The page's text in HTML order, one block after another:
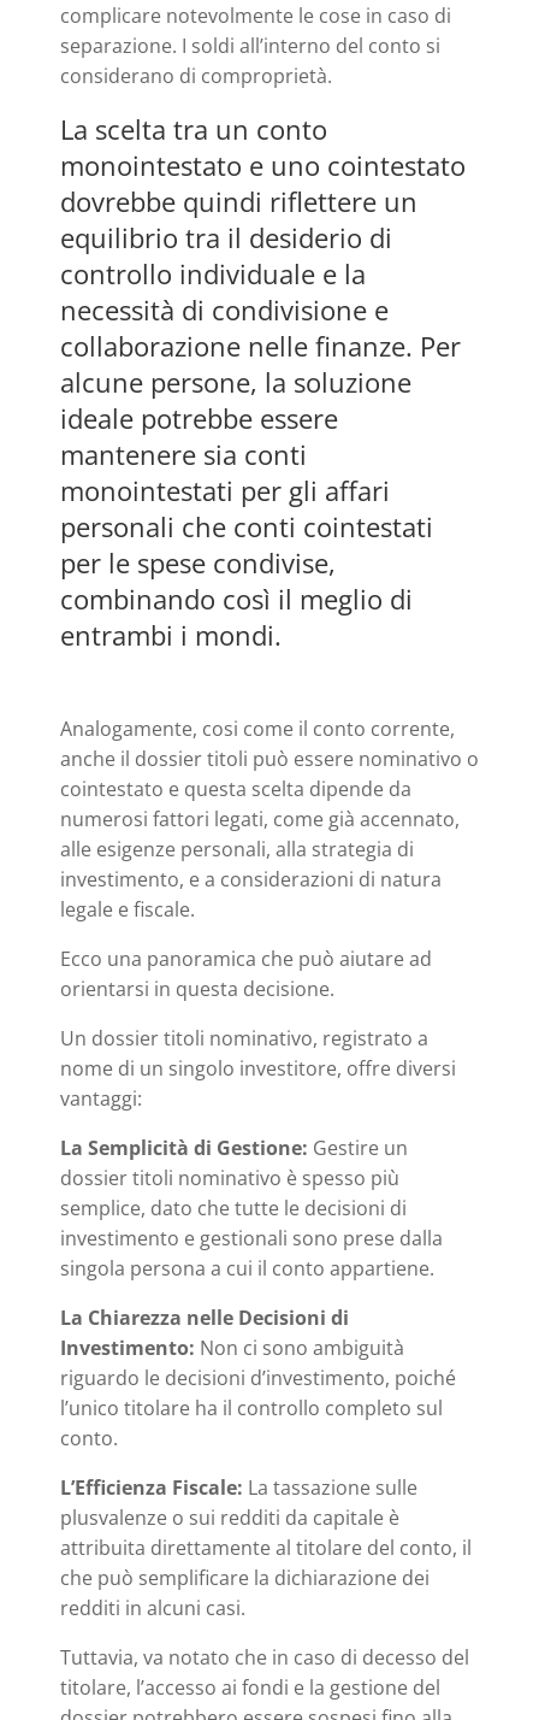
complicare notevolmente le cose in caso di
separazione. I soldi all’interno del conto si
considerano di comproprietà.
La scelta tra un conto
monointestato e uno cointestato
dovrebbe quindi riflettere un
equilibrio tra il desiderio di
controllo individuale e la
necessità di condivisione e
collaborazione nelle finanze. Per
alcune persone, la soluzione
ideale potrebbe essere
mantenere sia conti
monointestati per gli affari
personali che conti cointestati
per le spese condivise,
combinando così il meglio di
entrambi i mondi.
Analogamente, cosi come il conto corrente,
anche il dossier titoli può essere nominativo o
cointestato e questa scelta dipende da
numerosi fattori legati, come già accennato,
alle esigenze personali, alla strategia di
investimento, e a considerazioni di natura
legale e fiscale.
Ecco una panoramica che può aiutare ad
orientarsi in questa decisione.
Un dossier titoli nominativo, registrato a
nome di un singolo investitore, offre diversi
vantaggi:
La Semplicità di Gestione: Gestire un
dossier titoli nominativo è spesso più
semplice, dato che tutte le decisioni di
investimento e gestionali sono prese dalla
singola persona a cui il conto appartiene.
La Chiarezza nelle Decisioni di
Investimento: Non ci sono ambiguità
riguardo le decisioni d’investimento, poiché
l’unico titolare ha il controllo completo sul
conto.
L’Efficienza Fiscale: La tassazione sulle
plusvalenze o sui redditi da capitale è
attribuita direttamente al titolare del conto, il
che può semplificare la dichiarazione dei
redditi in alcuni casi.
Tuttavia, va notato che in caso di decesso del
titolare, l’accesso ai fondi e la gestione del